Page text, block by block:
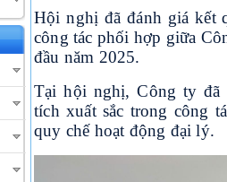
Hội nghị đã đánh giá kết
công tác phối hợp giữa
đầu năm 2025.
Tại hội nghị, Công ty đã
tích xuất sắc trong công
quy chế hoạt động đại lý.